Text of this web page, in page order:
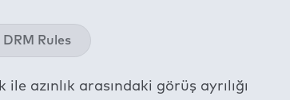
DRM Rules
azınlık arasındaki görüş ayrılığı